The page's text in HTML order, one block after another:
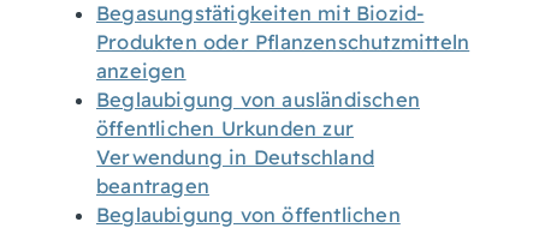
Begasungstätigkeiten mit Biozid-
Produkten oder Pflanzenschutzmitteln
anzeigen
Beglaubigung von ausländischen
öffentlichen Urkunden zur
Verwendung in Deutschland
beantragen
Beglaubigung von öffentlichen